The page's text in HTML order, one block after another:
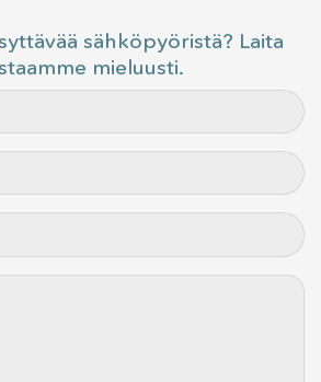
sähköpyöristä? Laita
mieluusti.